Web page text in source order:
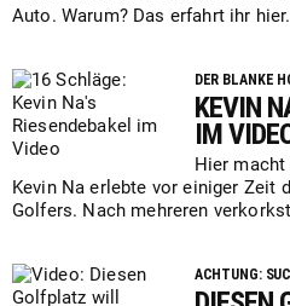
Auto. Warum? Das erfahrt ihr hier.
DER BLANKE
KEVIN
IM
Hier macht
Kevin Na erlebte vor einiger Zeit
Golfers. Nach mehreren
ACHTUNG: